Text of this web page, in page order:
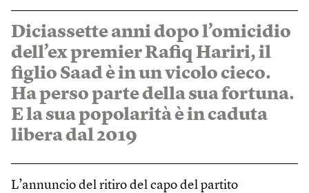
Diciassette anni dopo l’omicidio
dell’ex premier Rafiq Hariri, il
figlio Saad è in un vicolo cieco.
Ha perso parte della sua fortuna.
E la sua popolarità è in caduta
libera dal 2019
L’annuncio del ritiro del capo del partito